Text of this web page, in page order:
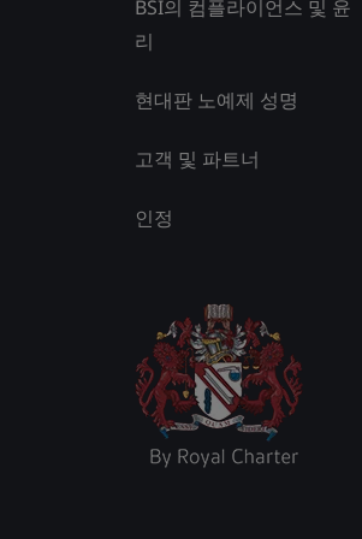
BSI의 컴플라이언스 및 윤
리
현대판 노예제 성명
고객 및 파트너
인정